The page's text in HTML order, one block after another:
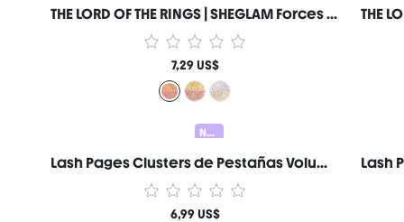
THE LORD OF THE RINGS | SHEGLAM Forces of Fate | Dúo de Sombras de Ojos-Temptation & Purity Marca de Belleza Cosmética Maquillaje para Mujeres y Niñas
7,29 US$
Nuevo
Lash Pages Clusters de Pestañas Volumen Feisty Marca de Belleza Cosmética Maquillaje para Mujeres y Niñas
6,99 US$